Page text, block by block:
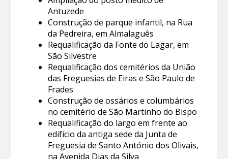
Antuzede
Construção de parque infantil, na Rua
da Pedreira, em Almalaguês
Requalificação da Fonte do Lagar, em
São Silvestre
Requalificação dos cemitérios da União
das Freguesias de Eiras e São Paulo de
Frades
Construção de ossários e columbários
no cemitério de São Martinho do Bispo
Requalificação do largo em frente ao
edifício da antiga sede da Junta de
Freguesia de Santo António dos Olivais,
na Avenida Dias da Silva